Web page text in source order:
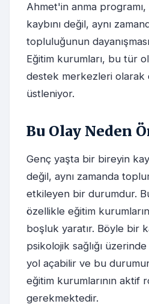
Ahmet'in anma
kaybını değil, aynı
topluluğunun
Eğitim kurumları, bu tür
destek merkezleri olarak
üstleniyor.
Bu Olay Neden
Genç yaşta bir bireyin
değil, aynı zamanda
etkileyen bir durumdur.
özellikle eğitim
boşluk yaratır. Böyle bir
psikolojik sağlığı
yol açabilir ve bu
eğitim kurumlarının aktif
gerekmektedir.